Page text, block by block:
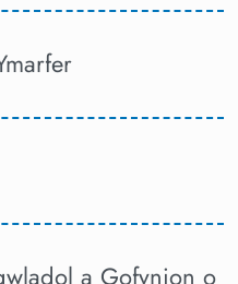
a Gofynion o